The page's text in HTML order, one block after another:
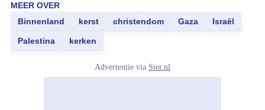
MEER OVER
Binnenland
kerst christendom Gaza Israël
Palestina kerken
Advertentie via Ster.nl